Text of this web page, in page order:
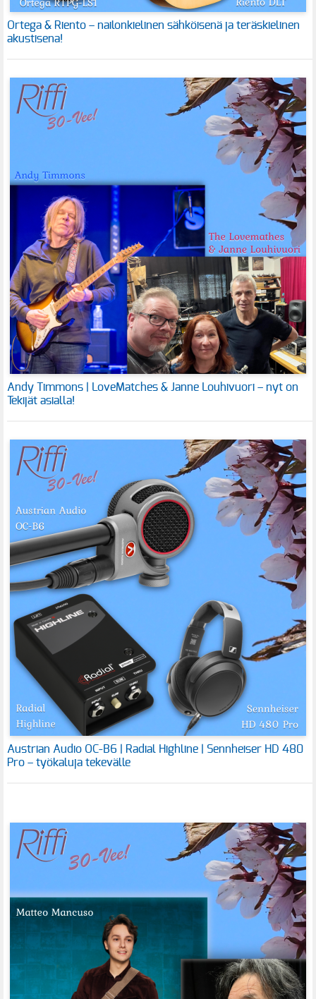
Ortega & Riento – nailonkielinen sähköisenä ja teräskielinen
akustisena!
Andy Timmons | LoveMatches & Janne Louhivuori – nyt on
Tekijät asialla!
Austrian Audio OC-B6 | Radial Highline | Sennheiser HD 480
Pro – työkaluja tekevälle